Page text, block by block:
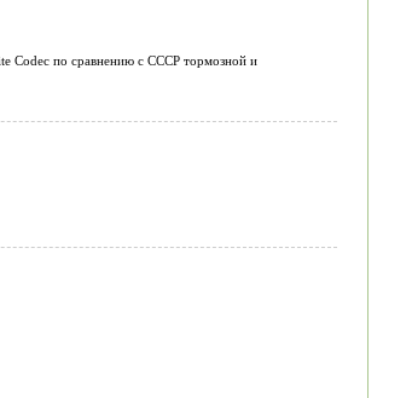
Codec по сравнению с CCCP тормозной и